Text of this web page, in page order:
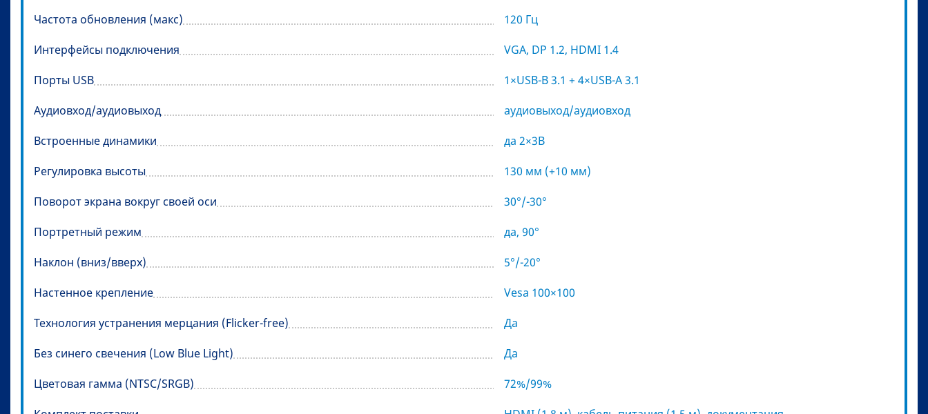
Частота обновления (макс)
120 Гц
Интерфейсы подключения
VGA, DP 1.2, HDMI 1.4
Порты USB
1×USB-B 3.1 + 4×USB-A 3.1
Аудиовход/аудиовыход
аудиовыход/аудиовход
Встроенные динамики
да 2×3В
Регулировка высоты
130 мм (+10 мм)
Поворот экрана вокруг своей оси
30°/-30°
Портретный режим
да, 90°
Наклон (вниз/вверх)
5°/-20°
Настенное крепление
Vesa 100×100
Технология устранения мерцания (Flicker-free)
Да
Без синего свечения (Low Blue Light)
Да
Цветовая гамма (NTSC/SRGB)
72%/99%